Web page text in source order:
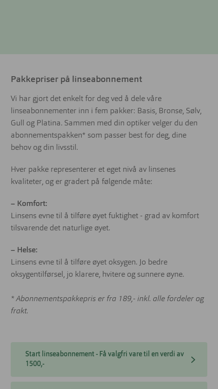
Pakkepriser på linseabonnement
Vi har gjort det enkelt for deg ved å dele våre
linseabonnementer inn i fem pakker: Basis, Bronse, Sølv,
Gull og Platina. Sammen med din optiker velger du den
abonnementspakken* som passer best for deg, dine
behov og din livsstil.
Hver pakke representerer et eget nivå av linsenes
kvaliteter, og er gradert på følgende måte:
– Komfort:
Linsens evne til å tilføre øyet fuktighet - grad av komfort
tilsvarende det naturlige øyet.
– Helse:
Linsens evne til å tilføre øyet oksygen. Jo bedre
oksygentilførsel, jo klarere, hvitere og sunnere øyne.
* Abonnementspakkepris er fra 189,- inkl. alle fordeler og
frakt.
Start linseabonnement - Få valgfri vare til en verdi av
1500,-